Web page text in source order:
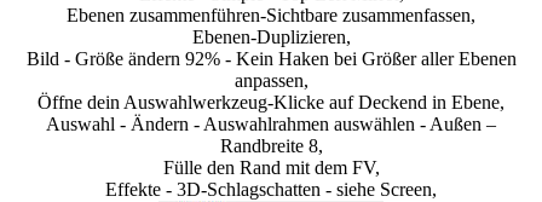
Ebenen zusammenführen-Sichtbare zusammenfassen,
Ebenen-Duplizieren,
Bild - Größe ändern 92% - Kein Haken bei Größer aller Ebenen
anpassen,
Öffne dein Auswahlwerkzeug-Klicke auf Deckend in Ebene,
Auswahl - Ändern - Auswahlrahmen auswählen - Außen –
Randbreite 8,
Fülle den Rand mit dem FV,
Effekte - 3D-Schlagschatten - siehe Screen,